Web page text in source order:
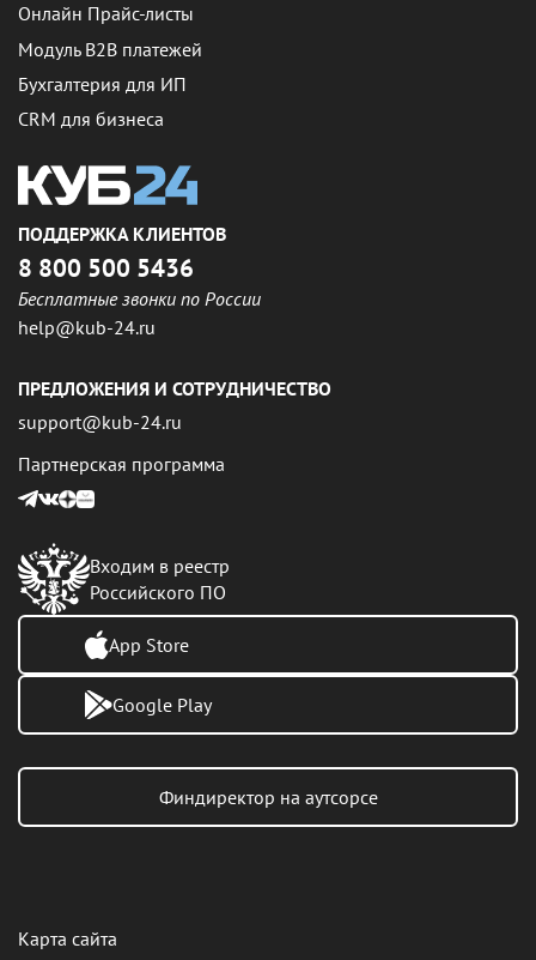
Онлайн Прайс-листы
Модуль B2B платежей
Бухгалтерия для ИП
CRM для бизнеса
ПОДДЕРЖКА КЛИЕНТОВ
8 800 500 5436
Бесплатные звонки по России
help@kub-24.ru
ПРЕДЛОЖЕНИЯ И СОТРУДНИЧЕСТВО
support@kub-24.ru
Партнерская программа
Входим в реестр
Российского ПО
App Store
Google Play
Финдиректор на аутсорсе
Карта сайта